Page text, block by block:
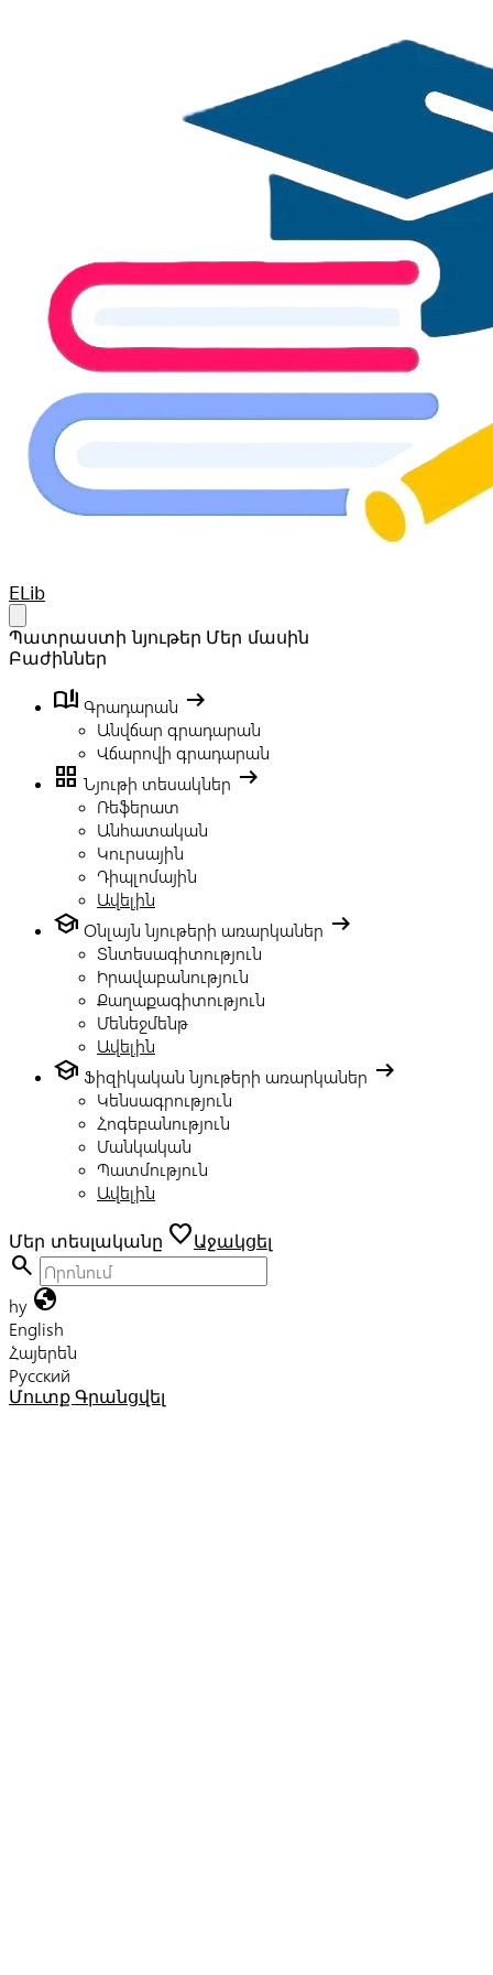
Your Company
ELib
Պատրաստի նյութեր Մեր մասին
Բաժիններ
book_ribbon Գրադարան arrow_right_alt
Անվճար գրադարան
Վճարովի գրադարան
grid_view Նյութի տեսակներ arrow_right_alt
Ռեֆերատ
Անհատական
Կուրսային
Դիպլոմային
Ավելին
school Օնլայն նյութերի առարկաներ arrow_right_alt
Տնտեսագիտություն
Իրավաբանություն
Քաղաքագիտություն
Մենեջմենթ
Ավելին
school Ֆիզիկական նյութերի առարկաներ arrow_right_alt
Կենսագրություն
Հոգեբանություն
Մանկական
Պատմություն
Ավելին
Մեր տեսլականը favoriteԱջակցել
search
hy globe
English
Հայերեն
Русский
Մուտք Գրանցվել